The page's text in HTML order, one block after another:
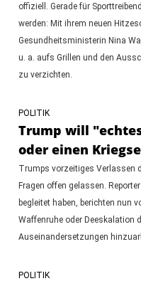
offiziell. Gerade für
werden: Mit ihrem neuen
Gesundheitsministerin Nina
u. a. aufs Grillen und den
zu verzichten.
POLITIK
Trump will
oder einen
Trumps vorzeitiges Verlassen
Fragen offen gelassen.
begleitet haben, berichten nun
Waffenruhe oder Deeskalation
Auseinandersetzungen
POLITIK